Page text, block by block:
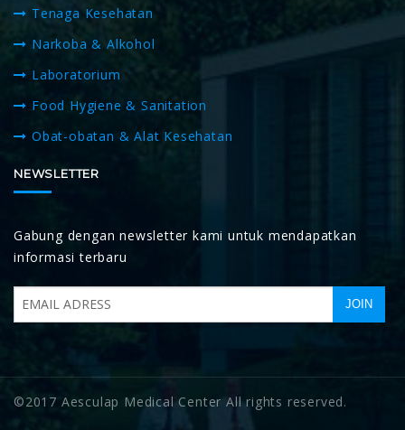
Tenaga Kesehatan
Narkoba & Alkohol
Laboratorium
Food Hygiene & Sanitation
Obat-obatan & Alat Kesehatan
NEWSLETTER
Gabung dengan newsletter kami untuk mendapatkan
informasi terbaru
©2017 Aesculap Medical Center All rights reserved.